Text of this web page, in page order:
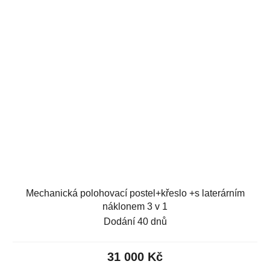
Mechanická polohovací postel+křeslo +s laterárním
náklonem 3 v 1
Dodání 40 dnů
31 000 Kč